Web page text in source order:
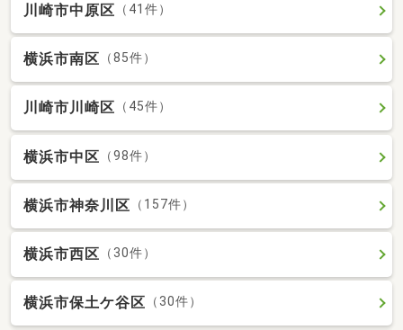
川崎市中原区 （41件）
横浜市南区 （85件）
川崎市川崎区 （45件）
横浜市中区 （98件）
横浜市神奈川区 （157件）
横浜市西区 （30件）
横浜市保土ケ谷区 （30件）